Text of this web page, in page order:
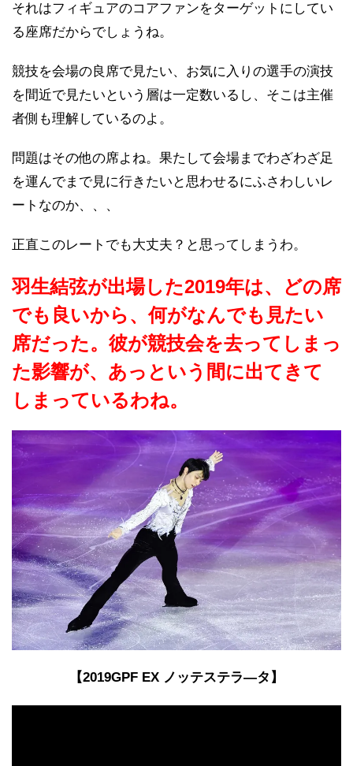
それはフィギュアのコアファンをターゲットにしてい
る座席だからでしょうね。
競技を会場の良席で見たい、お気に入りの選手の演技
を間近で見たいという層は一定数いるし、そこは主催
者側も理解しているのよ。
問題はその他の席よね。果たして会場までわざわざ足
を運んでまで見に行きたいと思わせるにふさわしいレ
ートなのか、、、
正直このレートでも大丈夫？と思ってしまうわ。
羽生結弦が出場した2019年は、どの席
でも良いから、何がなんでも見たい
席だった。彼が競技会を去ってしまっ
た影響が、あっという間に出てきて
しまっているわね。
【2019GPF EX ノッテステラ―タ】